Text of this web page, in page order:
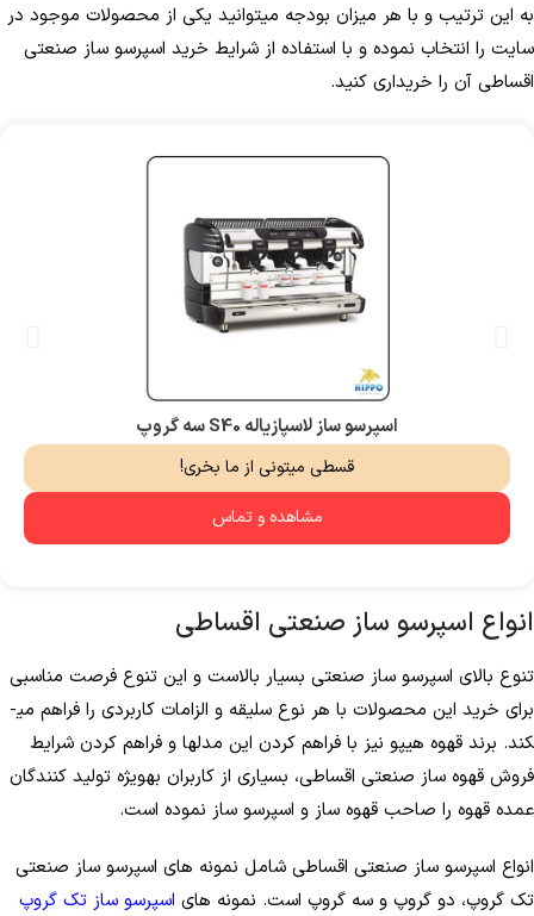
به این ترتیب و با هر میزان بودجه می­توانید یکی از محصولات موجود در
سایت را انتخاب نموده و با استفاده از شرایط خرید اسپرسو ساز صنعتی
اقساطی آن را خریداری کنید.
اسپرسو ساز لاسپازیاله S40 سه گروپ
مشاهده و تماس
قسطی میتونی از ما بخری!
انواع اسپرسو ساز صنعتی اقساطی
تنوع بالای اسپرسو ساز صنعتی بسیار بالاست و این تنوع فرصت مناسبی
برای خرید این محصولات با هر نوع سلیقه و الزامات کاربردی را فراهم می­
کند. برند قهوه هیپو نیز با فراهم کردن این مدل­ها و فراهم کردن شرایط
فروش قهوه ساز صنعتی اقساطی، بسیاری از کاربران به­ویژه تولید کنندگان
عمده قهوه را صاحب قهوه ساز و اسپرسو ساز نموده است.
انواع اسپرسو ساز صنعتی اقساطی شامل نمونه­ های اسپرسو ساز صنعتی
تک گروپ، دو گروپ و سه گروپ است. نمونه­ های اسپرسو ساز تک گروپ